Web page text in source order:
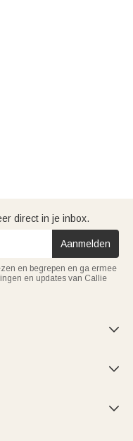
direct in je inbox.
Aanmelden
en begrepen en ga ermee
en updates van Callie


